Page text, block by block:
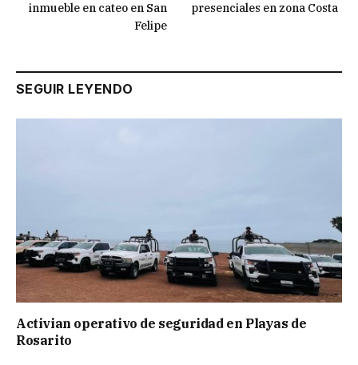
inmueble en cateo en San
Felipe
presenciales en zona Costa
SEGUIR LEYENDO
Activian operativo de seguridad en Playas de
Rosarito